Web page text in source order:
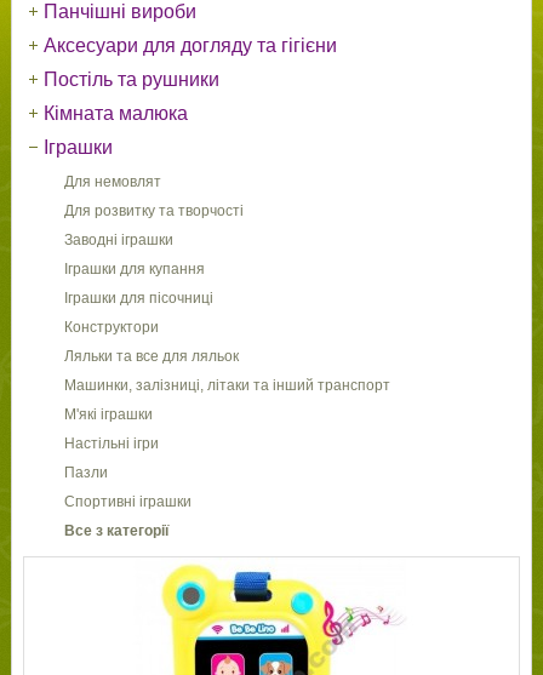
Панчішні вироби
Аксесуари для догляду та гігієни
Постіль та рушники
Кімната малюка
Іграшки
Для немовлят
Для розвитку та творчості
Заводні іграшки
Іграшки для купання
Іграшки для пісочниці
Конструктори
Ляльки та все для ляльок
Машинки, залізниці, літаки та інший транспорт
М'які іграшки
Настільні ігри
Пазли
Спортивні іграшки
Все з категорії